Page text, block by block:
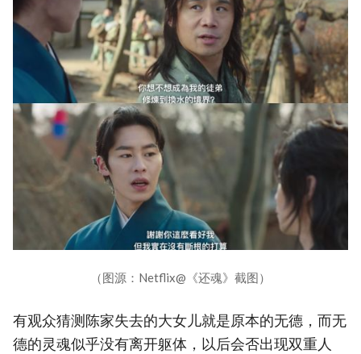
（图源：Netflix@《还魂》截图）
有观众猜测陈家失去的大女儿就是原本的无德，而无
德的灵魂似乎没有离开躯体，以后会否出现双重人